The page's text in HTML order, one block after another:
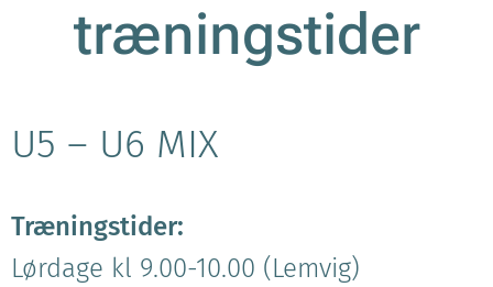
træningstider
U5 – U6 MIX
Træningstider:
Lørdage kl 9.00-10.00 (Lemvig)